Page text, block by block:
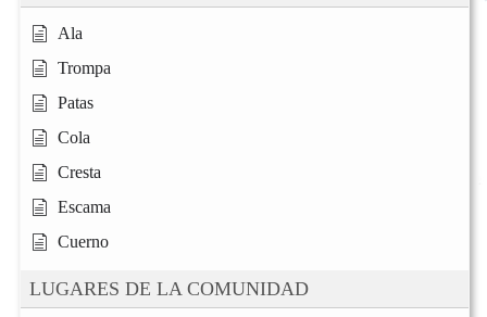
Ala
Trompa
Patas
Cola
Cresta
Escama
Cuerno
LUGARES DE LA COMUNIDAD